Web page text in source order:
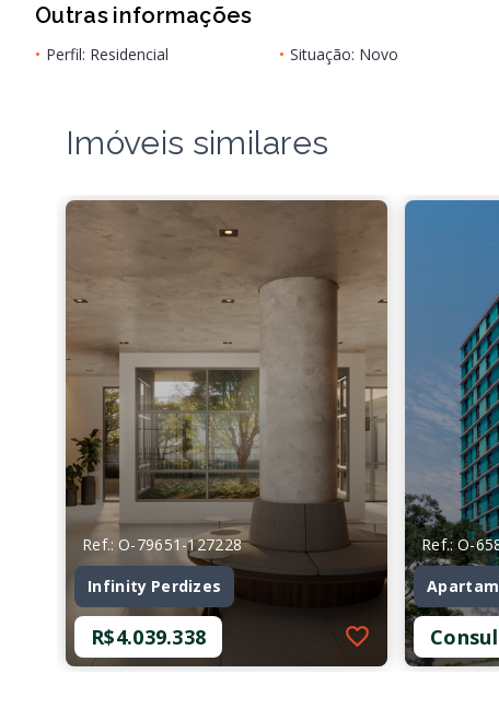
Outras informações
• Perfil: Residencial • Situação: Novo
Imóveis similares
Ref.: O-79651-127228
Infinity Perdizes
R$4.039.338
Ref.: O-